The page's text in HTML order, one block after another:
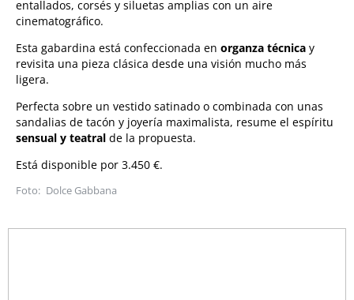
entallados, corsés y siluetas amplias con un aire
cinematográfico.
Esta gabardina está confeccionada en organza técnica y
revisita una pieza clásica desde una visión mucho más
ligera.
Perfecta sobre un vestido satinado o combinada con unas
sandalias de tacón y joyería maximalista, resume el espíritu
sensual y teatral de la propuesta.
Está disponible por 3.450 €.
Dolce Gabbana